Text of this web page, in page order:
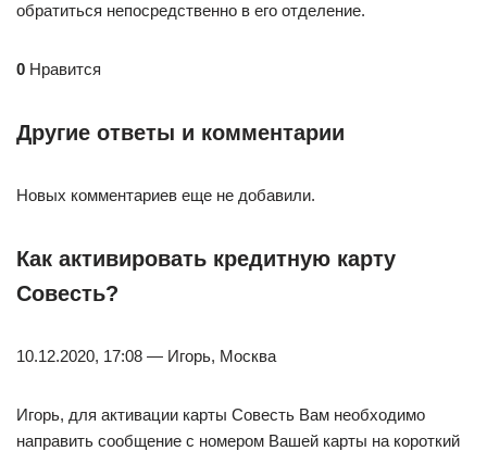
обратиться непосредственно в его отделение.
0 Нравится
Другие ответы и комментарии
Новых комментариев еще не добавили.
Как активировать кредитную карту
Совесть?
10.12.2020, 17:08 — Игорь, Москва
Игорь, для активации карты Совесть Вам необходимо
направить сообщение с номером Вашей карты на короткий